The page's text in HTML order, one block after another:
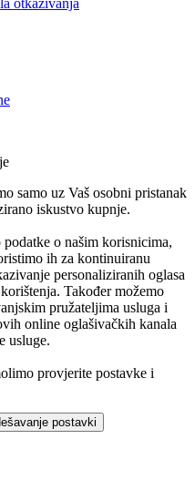
otkazivanja
samo uz Vaš osobni pristanak
iskustvo kupnje.
o našim korisnicima,
ih za kontinuiranu
personaliziranih oglasa
Također možemo
pružateljima usluga i
online oglašivačkih kanala
usluge.
provjerite postavke i
postavki